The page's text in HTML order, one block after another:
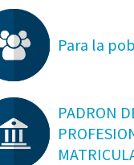
Para la
PADRON